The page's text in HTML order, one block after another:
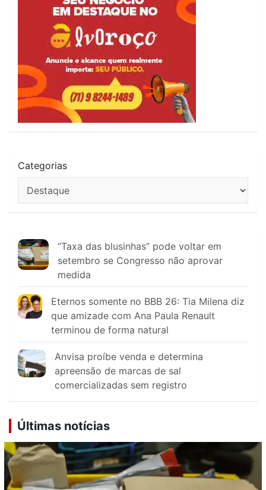
Categorias
“Taxa das blusinhas” pode voltar em
setembro se Congresso não aprovar
medida
Eternos somente no BBB 26: Tia Milena diz
que amizade com Ana Paula Renault
terminou de forma natural
Anvisa proíbe venda e determina
apreensão de marcas de sal
comercializadas sem registro
Últimas notícias